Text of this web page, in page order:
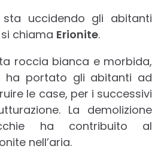
uccidendo gli abitanti
chiama Erionite.
roccia bianca e morbida,
ha portato gli abitanti ad
le case, per i successivi
La demolizione
ha contribuito al
nell’aria.